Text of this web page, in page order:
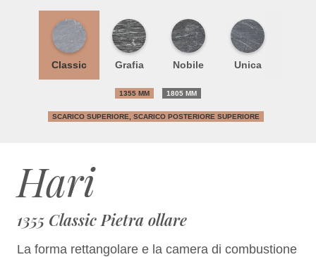
Hari
1355 Classic Pietra ollare
La forma rettangolare e la camera di combustione
Classic Grafia Nobile Unica
1355 MM 1805 MM
SCARICO SUPERIORE, SCARICO POSTERIORE SUPERIORE